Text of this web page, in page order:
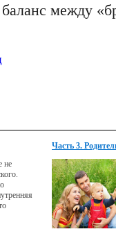
между
не
Часть 3.